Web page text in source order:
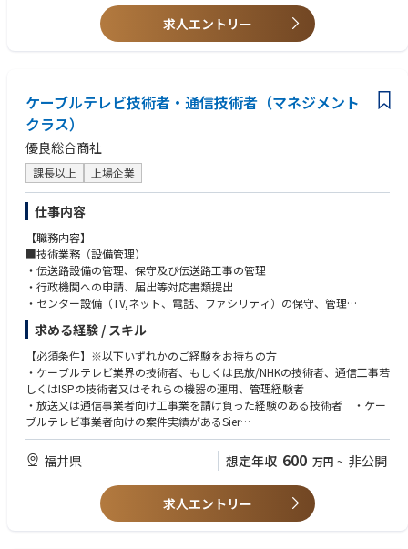
【歓迎（WANT）】
・小売業での知識、システム開発・運用経験
求人エントリー
ケーブルテレビ技術者・通信技術者（マネジメント
クラス）
優良総合商社
課長以上 上場企業
仕事内容
【職務内容】
■技術業務（設備管理）
・伝送路設備の管理、保守及び伝送路工事の管理
・行政機関への申請、届出等対応書類提出
・センター設備（TV,ネット、電話、ファシリティ）の保守、管理
・顧客対応業務 （主に2次対応）
■同社の魅力
景気に左右されない安定した職業
当社はISPとしてインターネットサービスやケーブルテレビを提供してい
るが、福井市をはじめとした県内の多くのお客様1軒1軒と高速、大容量の
光ケーブルで接続されているため、新規サービスの展開を有利に行うこと
が可能。
少数精鋭のメンバーで構成しており、またフラットな上下関係のため、自
由に意見を述べることができる。
良い意見はどんどん取り入れる気風であるために、やりがいを感じること
のできる職場環境である。
求める経験 / スキル
【必須条件】※以下いずれかのご経験をお持ちの方
・ケーブルテレビ業界の技術者、もしくは民放/NHKの技術者、通信工事若
しくはISPの技術者又はそれらの機器の運用、管理経験者
・放送又は通信事業者向け工事業を請け負った経験のある技術者 ・ケー
ブルテレビ事業者向けの案件実績があるSier
・電気通信設備の維持・運用・工事の監督経験が3年以上ある技術者
【歓迎資格】
・電気通信主任技術者資格保持者
・CATV技術者試験合格者
・工事担任者試験合格者
・情報処理技術者試験合格者
福井県 想定年収 600 万円 ~ 非公開
求人エントリー